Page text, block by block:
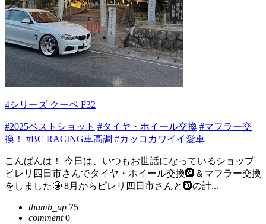
4シリーズ クーペ F32
#2025ベストショット #タイヤ・ホイール交換 #マフラー交
換！
#BC RACING車高調 #カッコカワイイ愛車
こんばんは！ 今日は、いつもお世話になっているショップ
ピレリ四日市さんでタイヤ・ホイール交換🛞＆マフラー交換
をしました🤩 8月からピレリ四日市さんと🛞の計...
thumb_up 75
comment0